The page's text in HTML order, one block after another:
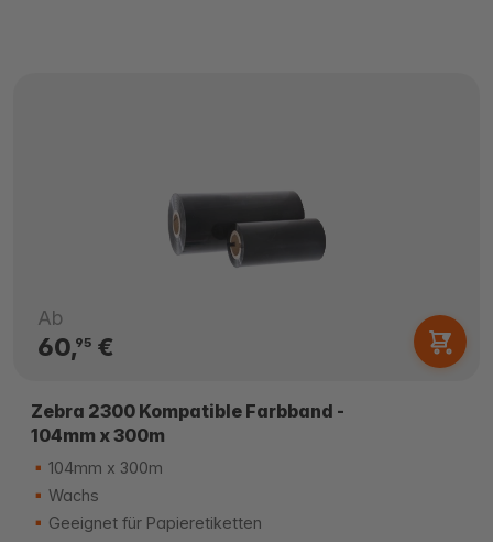
Ab
60,95€
Zebra 2300 Kompatible Farbband -
104mm x 300m
104mm x 300m
Wachs
Geeignet für Papieretiketten